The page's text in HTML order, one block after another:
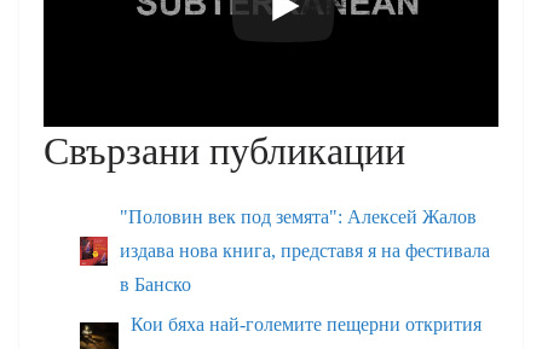
Свързани публикации
"Половин век под земята": Алексей Жалов
издава нова книга, представя я на фестивала
в Банско
Кои бяха най-големите пещерни открития